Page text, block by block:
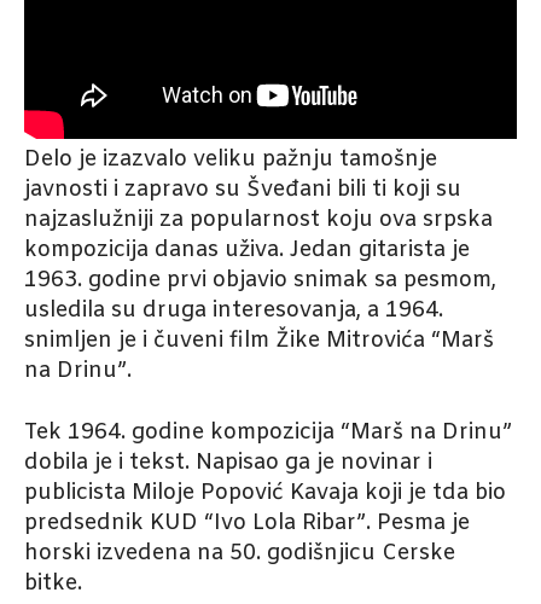
Delo je izazvalo veliku pažnju tamošnje
javnosti i zapravo su Šveđani bili ti koji su
najzaslužniji za popularnost koju ova srpska
kompozicija danas uživa. Jedan gitarista je
1963. godine prvi objavio snimak sa pesmom,
usledila su druga interesovanja, a 1964.
snimljen je i čuveni film Žike Mitrovića “Marš
na Drinu”.
Tek 1964. godine kompozicija “Marš na Drinu”
dobila je i tekst. Napisao ga je novinar i
publicista Miloje Popović Kavaja koji je tda bio
predsednik KUD “Ivo Lola Ribar”. Pesma je
horski izvedena na 50. godišnjicu Cerske
bitke.